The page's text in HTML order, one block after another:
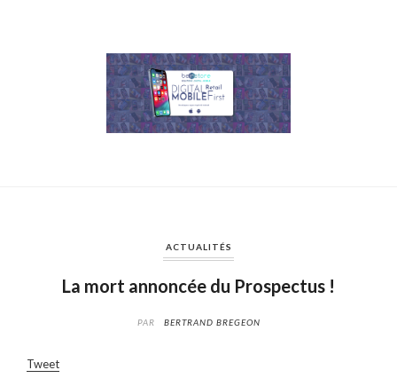
ACTUALITÉS
La mort annoncée du Prospectus !
PAR BERTRAND BREGEON
Tweet